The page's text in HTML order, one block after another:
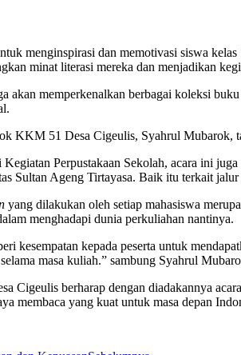
menginspirasi dan memotivasi siswa
minat literasi mereka dan menjadikan
akan memperkenalkan berbagai koleksi
KKM 51 Desa Cigeulis, Syahrul Mubarok,
Kegiatan Perpustakaan Sekolah, acara ini
Sultan Ageng Tirtayasa. Baik itu terkait
yang dilakukan oleh setiap mahasiswa
menghadapi dunia perkuliahan nantinya.
kesempatan kepada peserta untuk
masa kuliah.” sambung Syahrul
Cigeulis berharap dengan diadakannya
membaca yang kuat untuk masa depan